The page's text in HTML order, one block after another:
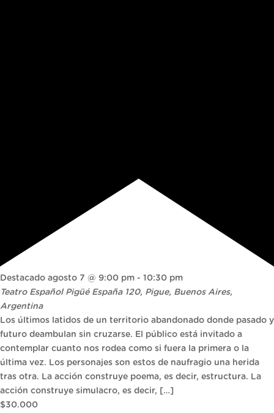
Destacado agosto 7 @ 9:00 pm - 10:30 pm
Teatro Español Pigüé España 120, Pigue, Buenos Aires,
Argentina
Los últimos latidos de un territorio abandonado donde pasado y
futuro deambulan sin cruzarse. El público está invitado a
contemplar cuanto nos rodea como si fuera la primera o la
última vez. Los personajes son estos de naufragio una herida
tras otra. La acción construye poema, es decir, estructura. La
acción construye simulacro, es decir, […]
$30.000